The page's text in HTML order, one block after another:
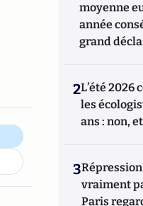
moyenne
année
grand
2L’été 2026
les
ans : non,
3
vraiment
Paris